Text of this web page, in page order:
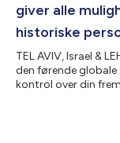
giver alle
historiske
TEL AVIV, Israel &
den førende
kontrol over din